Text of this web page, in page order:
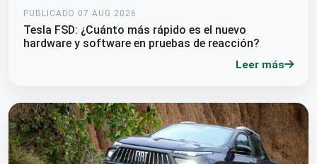
PUBLICADO 07 AUG 2026
Tesla FSD: ¿Cuánto más rápido es el nuevo
hardware y software en pruebas de reacción?
Leer más